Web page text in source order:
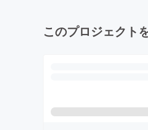
このプロジェクト